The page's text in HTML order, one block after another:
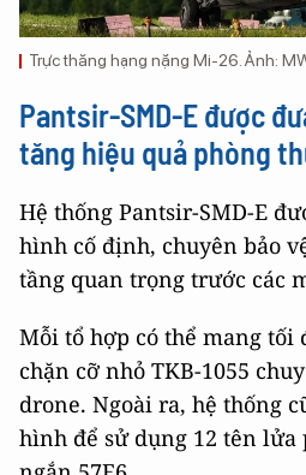
Trực thăng hạng nặng Mi-26. Ảnh:
Pantsir-SMD-E được
tăng hiệu quả phòng
Hệ thống Pantsir-SMD-E
hình cố định, chuyên bảo
tầng quan trọng trước các
Mỗi tổ hợp có thể mang tối
chặn cỡ nhỏ TKB-1055
drone. Ngoài ra, hệ thống
hình để sử dụng 12 tên lửa